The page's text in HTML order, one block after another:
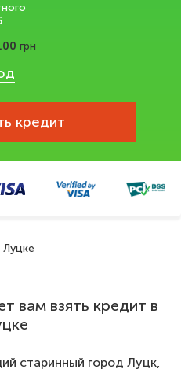
грн
кредит
вам взять кредит в
старинный город Луцк,